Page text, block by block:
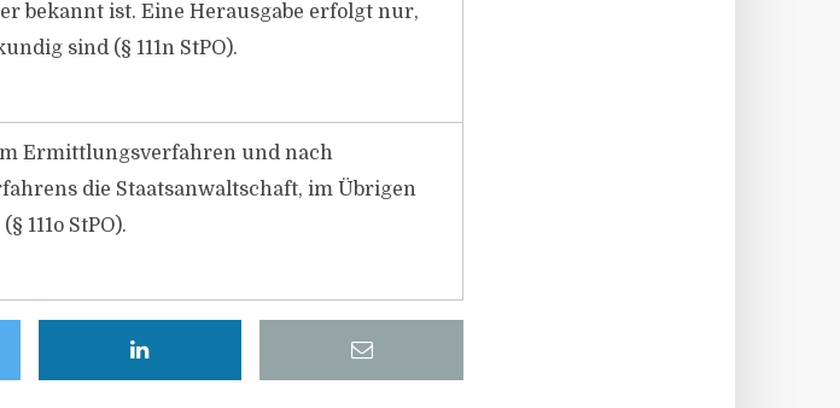
bekannt ist. Eine Herausgabe erfolgt nur,
sind (§ 111n StPO).
Ermittlungsverfahren und nach
die Staatsanwaltschaft, im Übrigen
111o StPO).